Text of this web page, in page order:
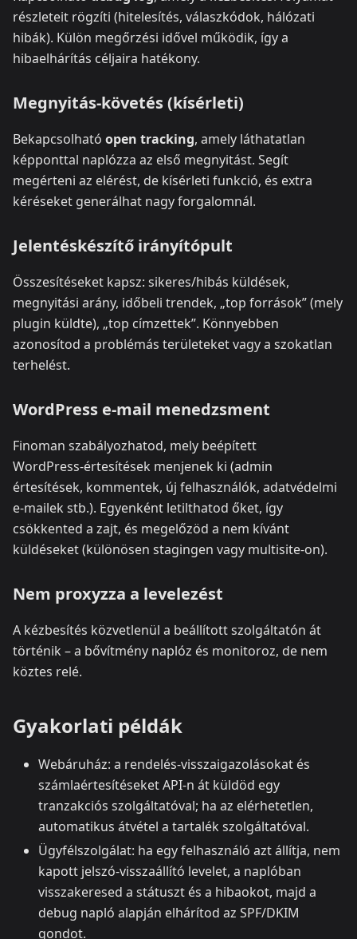
részleteit rögzíti (hitelesítés, válaszkódok, hálózati
hibák). Külön megőrzési idővel működik, így a
hibaelhárítás céljaira hatékony.
Megnyitás‑követés (kísérleti)
Bekapcsolható open tracking, amely láthatatlan
képponttal naplózza az első megnyitást. Segít
megérteni az elérést, de kísérleti funkció, és extra
kéréseket generálhat nagy forgalomnál.
Jelentéskészítő irányítópult
Összesítéseket kapsz: sikeres/hibás küldések,
megnyitási arány, időbeli trendek, „top források” (mely
plugin küldte), „top címzettek”. Könnyebben
azonosítod a problémás területeket vagy a szokatlan
terhelést.
WordPress e‑mail menedzsment
Finoman szabályozhatod, mely beépített
WordPress‑értesítések menjenek ki (admin
értesítések, kommentek, új felhasználók, adatvédelmi
e‑mailek stb.). Egyenként letilthatod őket, így
csökkented a zajt, és megelőzöd a nem kívánt
küldéseket (különösen stagingen vagy multisite‑on).
Nem proxyzza a levelezést
A kézbesítés közvetlenül a beállított szolgáltatón át
történik – a bővítmény naplóz és monitoroz, de nem
köztes relé.
Gyakorlati példák
Webáruház: a rendelés‑visszaigazolásokat és
számlaértesítéseket API‑n át küldöd egy
tranzakciós szolgáltatóval; ha az elérhetetlen,
automatikus átvétel a tartalék szolgáltatóval.
Ügyfélszolgálat: ha egy felhasználó azt állítja, nem
kapott jelszó‑visszaállító levelet, a naplóban
visszakeresed a státuszt és a hibaokot, majd a
debug napló alapján elhárítod az SPF/DKIM
gondot.